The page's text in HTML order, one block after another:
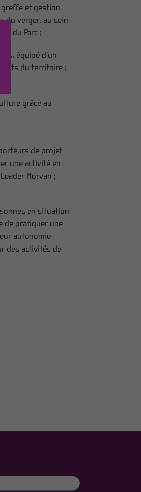
greffe et gestion
du verger, au sein
du Parc ;
équipé d’un
du territoire ;
grâce au
de projet
une activité en
Morvan ;
en situation
de pratiquer une
autonomie
des activités de